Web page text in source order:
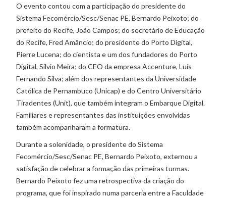
O evento contou com a participação do presidente do
Sistema Fecomércio/Sesc/Senac PE, Bernardo Peixoto; do
prefeito do Recife, João Campos; do secretário de Educação
do Recife, Fred Amâncio; do presidente do Porto Digital,
Pierre Lucena; do cientista e um dos fundadores do Porto
Digital, Silvio Meira; do CEO da empresa Accenture, Luís
Fernando Silva; além dos representantes da Universidade
Católica de Pernambuco (Unicap) e do Centro Universitário
Tiradentes (Unit), que também integram o Embarque Digital.
Familiares e representantes das instituições envolvidas
também acompanharam a formatura.
Durante a solenidade, o presidente do Sistema
Fecomércio/Sesc/Senac PE, Bernardo Peixoto, externou a
satisfação de celebrar a formação das primeiras turmas.
Bernardo Peixoto fez uma retrospectiva da criação do
programa, que foi inspirado numa parceria entre a Faculdade